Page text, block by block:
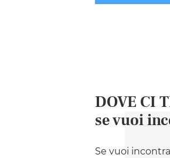
DOVE CI
se vuoi
Se vuoi